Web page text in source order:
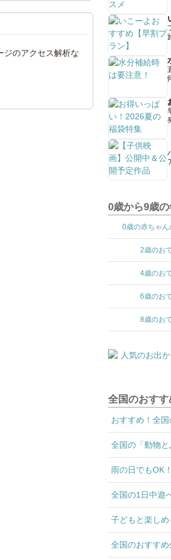
ジのアクセス解析な
0歳から9歳
0歳の赤ちゃん
2歳のお
4歳のお
6歳のお
8歳のお
全国のおす
おすすめ！全
全国の「動物
雨の日でもOK
全国の1日中遊
子どもと楽し
全国のおすす